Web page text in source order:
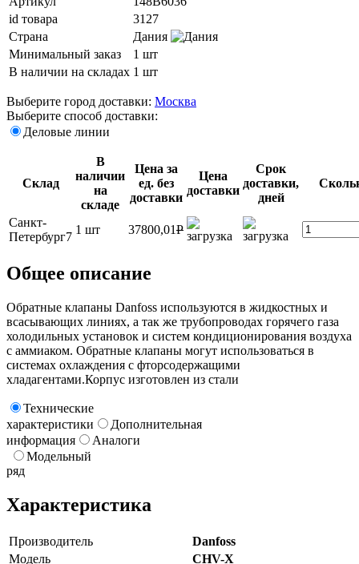
id товара
3127
Страна
Дания
Минимальный заказ
1 шт
В наличии на складах 1 шт
Выберите город доставки: Москва
Выберите способ доставки:
Деловые линии
Склад
В
наличии
на
складе
Цена за
ед. без
доставки
Цена
доставки
Срок
доставки,
дней
Санкт-
Петербург7
1 шт 37800,01P
Общее описание
Обратные клапаны Danfoss используются в жидкостных и
всасывающих линиях, а так же трубопроводах горячего газа
холодильных установок и систем кондиционирования воздуха
с аммиаком. Обратные клапаны могут использоваться в
системах охлаждения с фторсодержащими
хладагентами.Корпус изготовлен из стали
Технические
характеристики
Дополнительная
информация
Аналоги
Модельный
ряд
Характеристика
Производитель
Danfoss
Модель
CHV-X